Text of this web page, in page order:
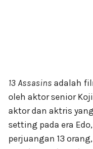
13 Assasins adalah
oleh aktor senior
aktor dan aktris
setting pada era
perjuangan 13